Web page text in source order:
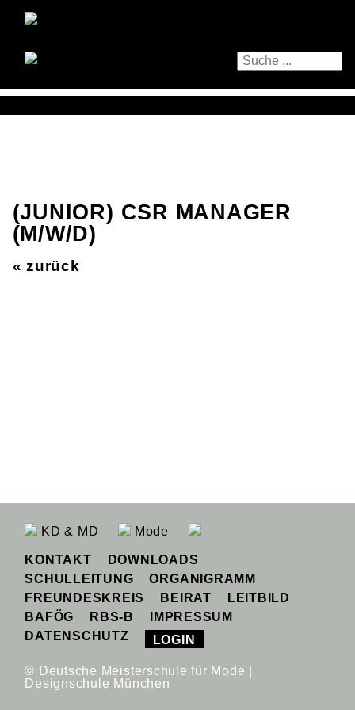
(JUNIOR) CSR MANAGER
(M/W/D)
« zurück
KD & MD Mode
KONTAKT
DOWNLOADS
SCHULLEITUNG
ORGANIGRAMM
FREUNDESKREIS
BEIRAT
LEITBILD
BAFÖG
RBS-B
IMPRESSUM
DATENSCHUTZ
LOGIN
© Deutsche Meisterschule für Mode |
Designschule München